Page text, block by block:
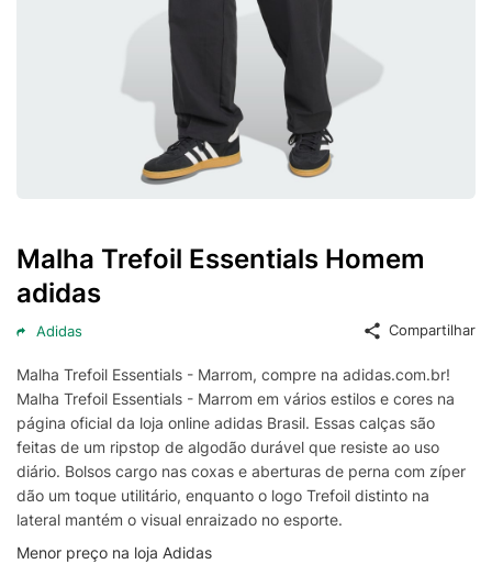
Malha Trefoil Essentials Homem
adidas
Adidas Compartilhar
Malha Trefoil Essentials - Marrom, compre na adidas.com.br!
Malha Trefoil Essentials - Marrom em vários estilos e cores na
página oficial da loja online adidas Brasil. Essas calças são
feitas de um ripstop de algodão durável que resiste ao uso
diário. Bolsos cargo nas coxas e aberturas de perna com zíper
dão um toque utilitário, enquanto o logo Trefoil distinto na
lateral mantém o visual enraizado no esporte.
Menor preço na loja Adidas